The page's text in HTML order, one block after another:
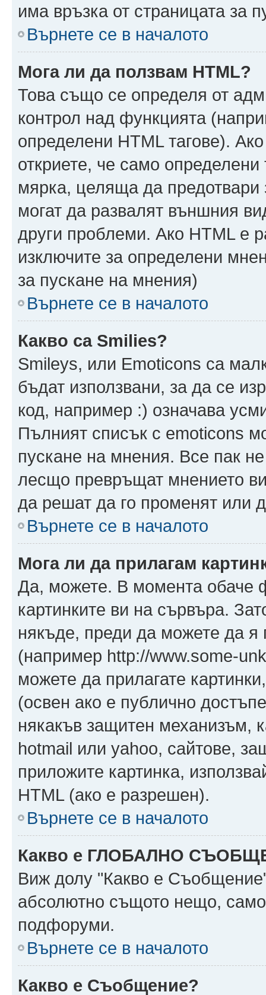
има връзка от страницата за
Върнете се в началото
Мога ли да ползвам HTML?
Това също се определя от
контрол над функцията
определени HTML тагове).
откриете, че само определени
мярка, целяща да предотвари
могат да развалят външния
други проблеми. Ако HTML е
изключите за определени
за пускане на мнения)
Върнете се в началото
Какво са Smilies?
Smileys, или Emoticons са
бъдат използвани, за да се
код, например :) означава
Пълният списък с emoticons
пускане на мнения. Все пак
лесщо превръщат мнението
да решат да го променят или
Върнете се в началото
Мога ли да прилагам
Да, можете. В момента обаче
картинките ви на сървъра.
някъде, преди да можете да
(например http://www.some-
можете да прилагате
(освен ако е публично
някакъв защитен механизъм,
hotmail или yahoo, сайтове,
приложите картинка,
HTML (ако е разрешен).
Върнете се в началото
Какво е ГЛОБАЛНО
Виж долу "Какво е
абсолютно същото нещо,
подфоруми.
Върнете се в началото
Какво е Съобщение?